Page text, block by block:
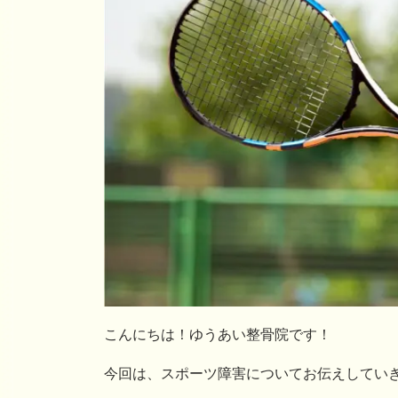
こんにちは！ゆうあい整骨院です！
今回は、スポーツ障害についてお伝えしてい